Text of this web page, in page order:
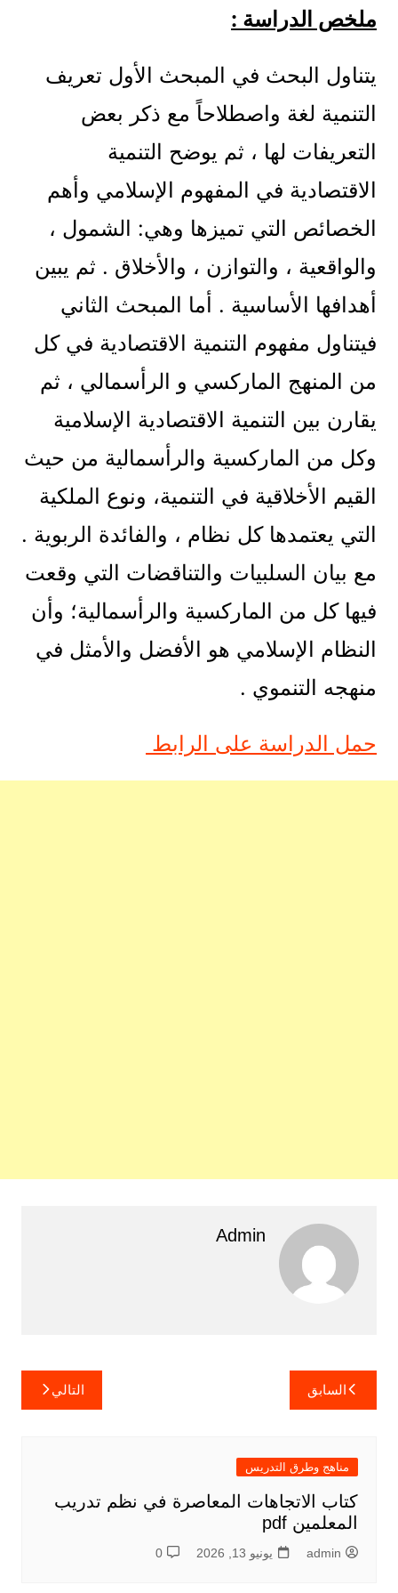
ملخص الدراسة :
يتناول البحث في المبحث الأول تعريف
التنمية لغة واصطلاحاً مع ذكر بعض
التعريفات لها ، ثم يوضح التنمية
الاقتصادية في المفهوم الإسلامي وأهم
الخصائص التي تميزها وهي: الشمول ،
والواقعية ، والتوازن ، والأخلاق . ثم يبين
أهدافها الأساسية . أما المبحث الثاني
فيتناول مفهوم التنمية الاقتصادية في كل
من المنهج الماركسي و الرأسمالي ، ثم
يقارن بين التنمية الاقتصادية الإسلامية
وكل من الماركسية والرأسمالية من حيث
القيم الأخلاقية في التنمية، ونوع الملكية
التي يعتمدها كل نظام ، والفائدة الربوية .
مع بيان السلبيات والتناقضات التي وقعت
فيها كل من الماركسية والرأسمالية؛ وأن
النظام الإسلامي هو الأفضل والأمثل في
منهجه التنموي .
حمل الدراسة على الرابط
Admin
تصفّح
المقالات
السابق التالي
مناهج وطرق التدريس
كتاب الاتجاهات المعاصرة في نظم تدريب
المعلمين pdf
admin يونيو 13, 2026 0